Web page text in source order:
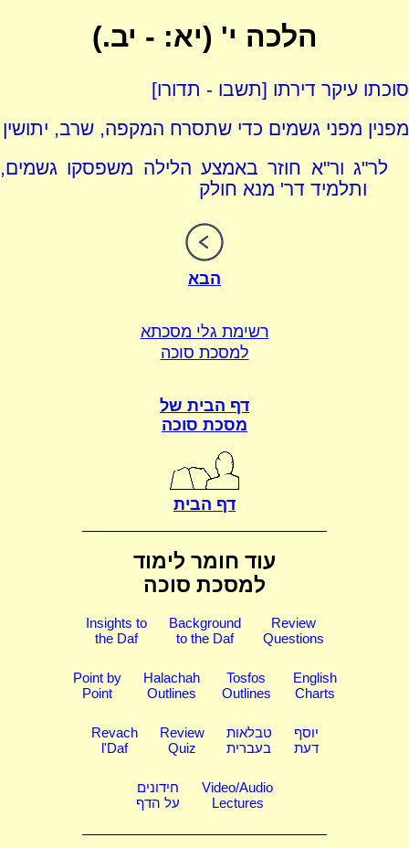
הלכה י' (יא: - יב.)
סוכתו עיקר דירתו [תשבו - תדורו]
מפנין מפני גשמים כדי שתסרח המקפה, שרב, יתושין
לר"ג ור"א חוזר באמצע הלילה משפסקו גשמים,
ותלמיד דר' מנא חולק
הבא
רשימת גלי מסכתא
למסכת סוכה
דף הבית של
מסכת סוכה
דף הבית
עוד חומר לימוד
למסכת סוכה
Insights to
the Daf
Background
to the Daf
Review
Questions
Point by
Point
Halachah
Outlines
Tosfos
Outlines
English
Charts
Revach
l'Daf
Review
Quiz
טבלאות
בעברית
יוסף
דעת
חידונים
על הדף
Video/Audio
Lectures